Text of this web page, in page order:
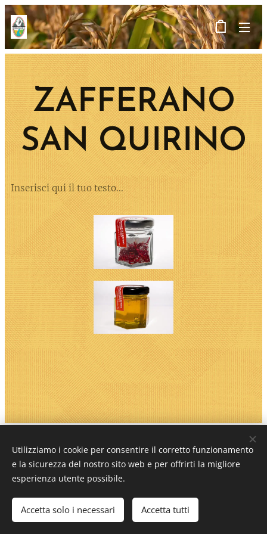
ZAFFERANO
SAN QUIRINO
Inserisci qui il tuo testo...
Azienda Agricola Daniele Zucca Via Pascoli 20 27010
Magherno (PV)
tel. 339 2648279 338 4605581 mail:
Cookies
Utilizziamo i cookie per consentire il corretto funzionamento
e la sicurezza del nostro sito web e per offrirti la migliore
esperienza utente possibile.
Accetta solo i necessari Accetta tutti